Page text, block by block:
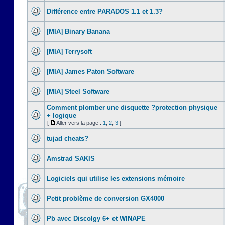
Différence entre PARADOS 1.1 et 1.3?
[MIA] Binary Banana
[MIA] Terrysoft
[MIA] James Paton Software
[MIA] Steel Software
Comment plomber une disquette ?protection physique
+ logique
[ Aller vers la page : 1 2 3 ]
tujad cheats?
Amstrad SAKIS
Logiciels qui utilise les extensions mémoire
Petit problème de conversion GX4000
Pb avec Discolgy 6+ et WINAPE